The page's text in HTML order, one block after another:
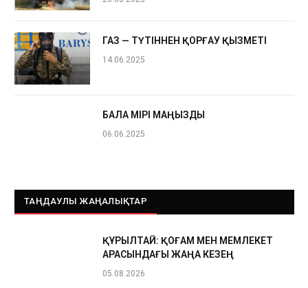
ГАЗ — ТҮТІННЕН ҚОРҒАУ ҚЫЗМЕТІ
14.06.2025
БАЛА ӨМІРІ МАҢЫЗДЫ
06.06.2025
ТАҢДАУЛЫ ЖАҢАЛЫҚТАР
ҚҰРЫЛТАЙ: ҚОҒАМ МЕН МЕМЛЕКЕТ
АРАСЫНДАҒЫ ЖАҢА КЕЗЕҢ
05.08.2026